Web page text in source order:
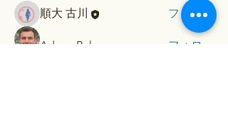
順大 古川 フォロー
Adam. Baker
フォロー